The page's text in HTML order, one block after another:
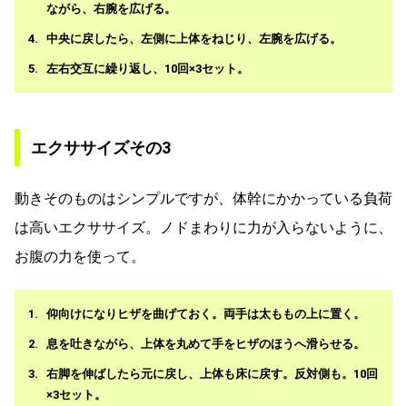
ながら、右腕を広げる。
中央に戻したら、左側に上体をねじり、左腕を広げる。
左右交互に繰り返し、10回×3セット。
エクササイズその3
動きそのものはシンプルですが、体幹にかかっている負荷
は高いエクササイズ。ノドまわりに力が入らないように、
お腹の力を使って。
仰向けになりヒザを曲げておく。両手は太ももの上に置く。
息を吐きながら、上体を丸めて手をヒザのほうへ滑らせる。
右脚を伸ばしたら元に戻し、上体も床に戻す。反対側も。10回
×3セット。